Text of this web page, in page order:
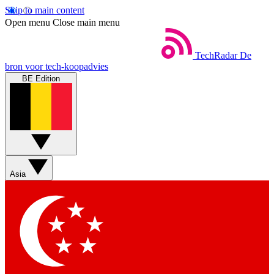
Skip to main content
Open menu Close main menu
TechRadar De
bron voor tech-koopadvies
BE Edition
Asia